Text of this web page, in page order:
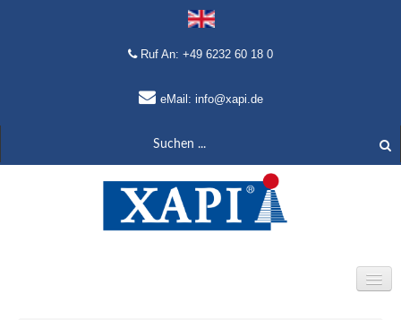
Ruf An: +49 6232 60 18 0
eMail: info@xapi.de